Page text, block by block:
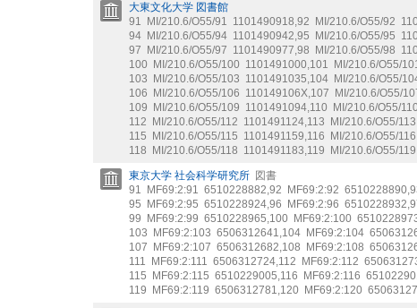
大東文化大学 図書館
91
MI/210.6/O55/91 1101490918,92 MI/210.6/O55/92
94 MI/210.6/O55/94 1101490942,95 MI/210.6/O55/95
97
MI/210.6/O55/97 1101490977,98 MI/210.6/O55/98
100
MI/210.6/O55/100 1101491000,101 MI/210.6/O55/
103
MI/210.6/O55/103 1101491035,104 MI/210.6/O55/
106
MI/210.6/O55/106 110149106X,107 MI/210.6/O55/
109
MI/210.6/O55/109 1101491094,110 MI/210.6/O55/110
112
MI/210.6/O55/112 1101491124,113 MI/210.6/O55/113
115
MI/210.6/O55/115 1101491159,116 MI/210.6/O55/116
118
MI/210.6/O55/118 1101491183,119 MI/210.6/O55/119
東京大学 社会科学研究所 図書
91
MF69:2:91 6510228882,92 MF69:2:92 6510228890,
95
MF69:2:95 6510228924,96 MF69:2:96 6510228932,
99
MF69:2:99 6510228965,100 MF69:2:100
103
MF69:2:103 6506312641,104 MF69:2:104
107
MF69:2:107 6506312682,108 MF69:2:108
111
MF69:2:111 6506312724,112 MF69:2:112
115
MF69:2:115 6510229005,116 MF69:2:116
119
MF69:2:119 6506312781,120 MF69:2:120